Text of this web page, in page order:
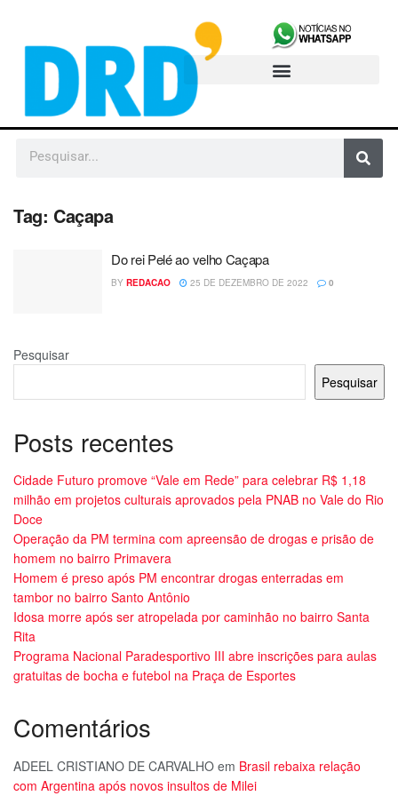
Tag: Caçapa
Do rei Pelé ao velho Caçapa
BY REDACAO 25 DE DEZEMBRO DE 2022 0
Pesquisar
Pesquisar
Posts recentes
Cidade Futuro promove “Vale em Rede” para celebrar R$ 1,18
milhão em projetos culturais aprovados pela PNAB no Vale do Rio
Doce
Operação da PM termina com apreensão de drogas e prisão de
homem no bairro Primavera
Homem é preso após PM encontrar drogas enterradas em
tambor no bairro Santo Antônio
Idosa morre após ser atropelada por caminhão no bairro Santa
Rita
Programa Nacional Paradesportivo III abre inscrições para aulas
gratuitas de bocha e futebol na Praça de Esportes
Comentários
ADEEL CRISTIANO DE CARVALHO em Brasil rebaixa relação
com Argentina após novos insultos de Milei